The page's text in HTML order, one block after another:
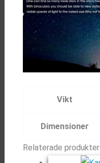
Vikt
Dimensioner
Relaterade produkter